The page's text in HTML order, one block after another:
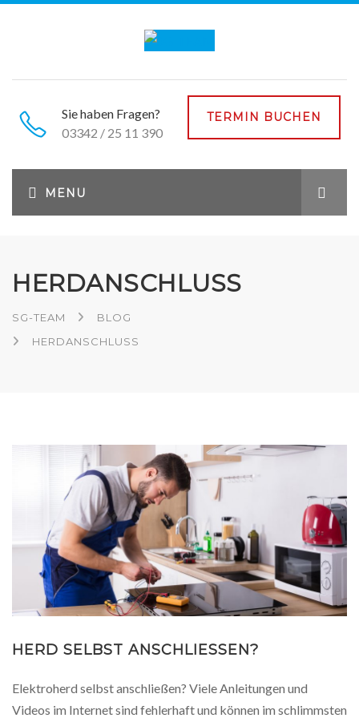
Sie haben Fragen?
03342 / 25 11 390
TERMIN BUCHEN
HERDANSCHLUSS
SG-TEAM
BLOG
HERDANSCHLUSS
HERD SELBST ANSCHLIESSEN?
Elektroherd selbst anschließen? Viele Anleitungen und
Videos im Internet sind fehlerhaft und können im schlimmsten